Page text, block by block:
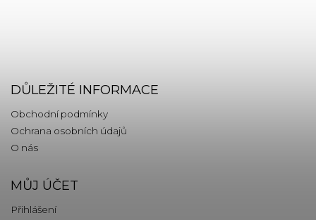
DŮLEŽITÉ INFORMACE
Obchodní podmínky
Ochrana osobních údajů
O nás
MŮJ ÚČET
Přihlášení